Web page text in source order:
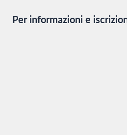
Per informazioni e